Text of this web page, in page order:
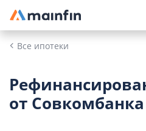
Главное меню
Все ипотеки
от Совкомбанка